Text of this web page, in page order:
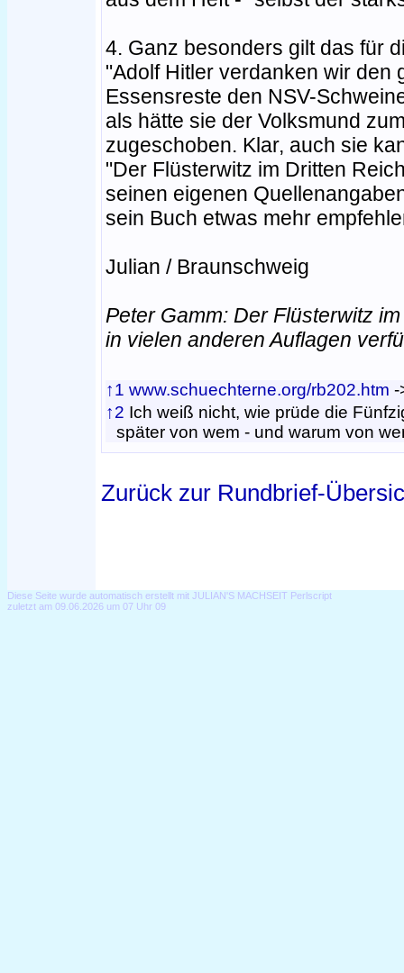
4. Ganz besonders gilt das für
"Adolf Hitler verdanken wir den
Essensreste den NSV-
als hätte sie der Volksmund
zugeschoben. Klar, auch sie
"Der Flüsterwitz im Dritten
seinen eigenen
sein Buch etwas mehr
Julian / Braunschweig
Peter Gamm: Der Flüsterwitz
in vielen anderen Auflagen
↑1 www.schuechterne.org/rb202.htm -
↑2 Ich weiß nicht, wie prüde die
später von wem - und warum von
Zurück zur Rundbrief-
Diese Seite wurde automatisch erstellt mit JULIAN'S MACHSEIT Perlscript
zuletzt am 09.06.2026 um 07 Uhr 09